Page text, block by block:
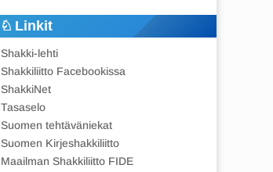
Linkit
Shakki-lehti
Shakkiliitto Facebookissa
ShakkiNet
Tasaselo
Suomen tehtäväniekat
Suomen Kirjeshakkiliitto
Maailman Shakkiliitto FIDE